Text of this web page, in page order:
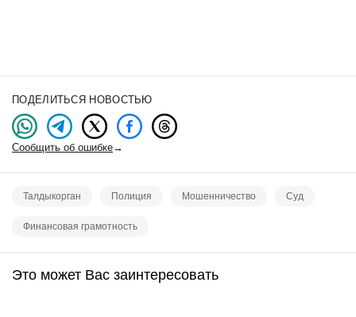
ПОДЕЛИТЬСЯ НОВОСТЬЮ
Сообщить об ошибке→
Талдыкорган Полиция Мошенничество Суд
Финансовая грамотность
Это может Вас заинтересовать